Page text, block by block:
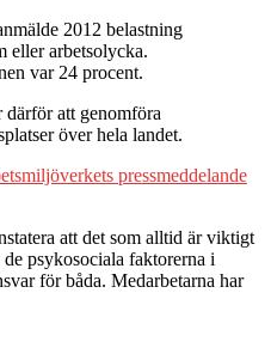
2012 belastning
eller arbetsolycka.
var 24 procent.
att genomföra
över hela landet.
pressmeddelande
att det som alltid är viktigt
psykosociala faktorerna i
för båda. Medarbetarna har